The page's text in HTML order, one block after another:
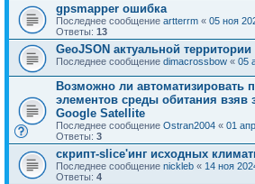
gpsmapper ошибка
Последнее сообщение artterrm « 05 ноя
Ответы: 13
GeoJSON актуальной территории
Последнее сообщение dimacrossbow « 05
Возможно ли автоматизировать
элементов среды обитания взяв
Google Satellite
Последнее сообщение Ostran2004 « 01
Ответы: 3
скрипт-slice'инг исходных
Последнее сообщение nickleb « 14 ноя
Ответы: 4